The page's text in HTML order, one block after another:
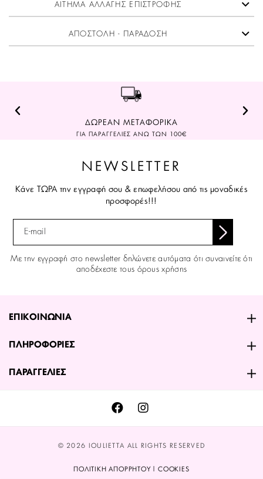
ΑΙΤΗΜΑ ΑΛΛΑΓΗΣ ΕΠΙΣΤΡΟΦΗΣ
ΑΠΟΣΤΟΛΗ - ΠΑΡΑΔΟΣΗ
ΔΩΡΕΑΝ ΜΕΤΑΦΟΡΙΚΑ
ΓΙΑ ΠΑΡΑΓΓΕΛΙΕΣ ΑΝΩ ΤΩΝ 100€
NEWSLETTER
Κάνε ΤΩΡΑ την εγγραφή σου & επωφελήσου από τις μοναδικές
προσφορές!!!
Με την εγγραφή στο newsletter δηλώνετε αυτόματα ότι συναινείτε ότι
αποδέχεστε τους όρους χρήσης
ΕΠΙΚΟΙΝΩΝΙΑ
ΠΛΗΡΟΦΟΡΙΕΣ
ΠΑΡΑΓΓΕΛΙΕΣ
© 2026 IOULIETTA ALL RIGHTS RESERVED
ΠΟΛΙΤΙΚΗ ΑΠΟΡΡΗΤΟΥ | COOKIES